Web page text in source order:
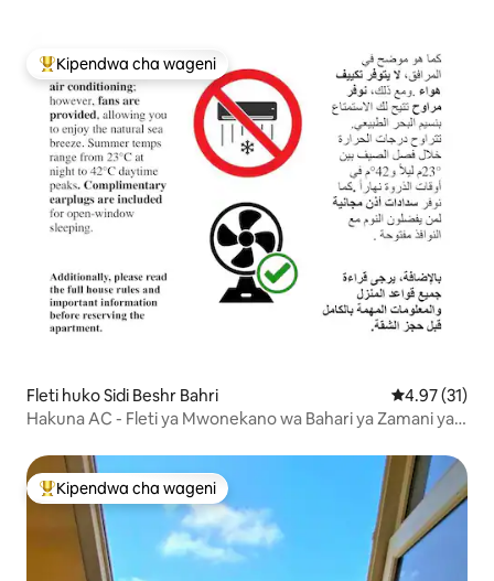
Kipendwa maarufu cha wageni
Kipendwa cha wageni
Fleti huko Sidi Beshr Bahri Ukadiriaji wa
4.97 (31)
Hakuna AC - Fleti ya Mwonekano wa Bahari ya Zamani ya
Kipendwa maarufu cha wageni
Kipendwa cha wageni